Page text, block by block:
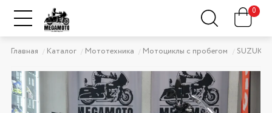
0
Главная Каталог Мототехника Мотоциклы с пробегом SUZUKI